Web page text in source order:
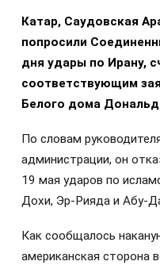
Катар, Саудовская
попросили
дня удары по Ирану,
соответствующим
Белого дома
По словам
администрации, он
19 мая ударов по
Дохи, Эр-Рияда и Абу-
Как сообщалось
американская сторона